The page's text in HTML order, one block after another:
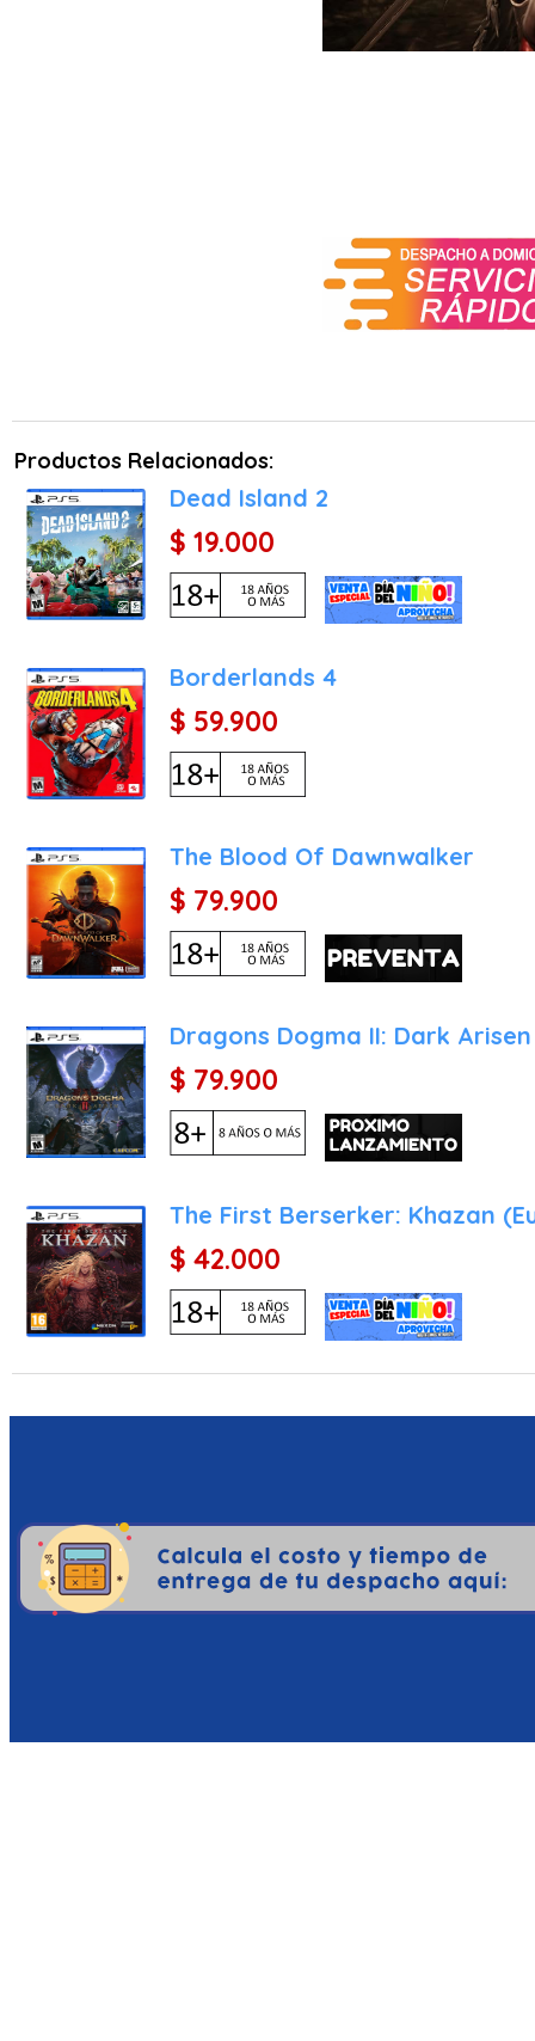
creando una experiencia
Productos Relacionados:
Dead Island 2
$ 19.000
Borderlands 4
$ 59.900
The Blood Of Dawnwalker
$ 79.900
Dragons Dogma II: Dark Arisen
$ 79.900
The First Berserker: Khazan
$ 42.000